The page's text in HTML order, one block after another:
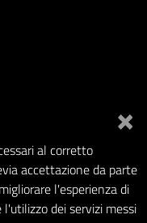
×
al corretto
accettazione da parte
l'esperienza di
dei servizi messi